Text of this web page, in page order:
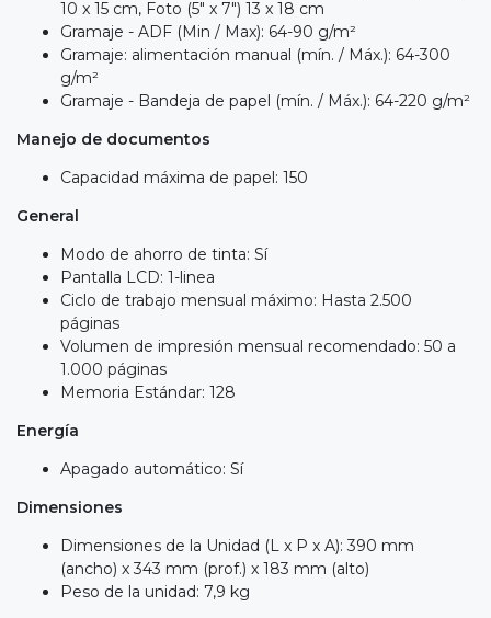
10 x 15 cm, Foto (5" x 7") 13 x 18 cm
Gramaje - ADF (Min / Max): 64-90 g/m²
Gramaje: alimentación manual (mín. / Máx.): 64-300
g/m²
Gramaje - Bandeja de papel (mín. / Máx.): 64-220 g/m²
Manejo de documentos
Capacidad máxima de papel: 150
General
Modo de ahorro de tinta: Sí
Pantalla LCD: 1-linea
Ciclo de trabajo mensual máximo: Hasta 2.500
páginas
Volumen de impresión mensual recomendado: 50 a
1.000 páginas
Memoria Estándar: 128
Energía
Apagado automático: Sí
Dimensiones
Dimensiones de la Unidad (L x P x A): 390 mm
(ancho) x 343 mm (prof.) x 183 mm (alto)
Peso de la unidad: 7,9 kg